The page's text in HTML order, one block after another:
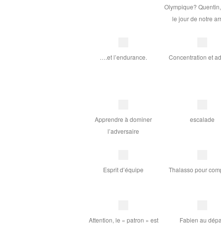
Olympique?
le jour de notre
….et l’endurance. Concentration et
Apprendre à dominer
l’adversaire
escalade
Esprit d’équipe Thalasso pour
Attention, le « patron » est
Fabien au